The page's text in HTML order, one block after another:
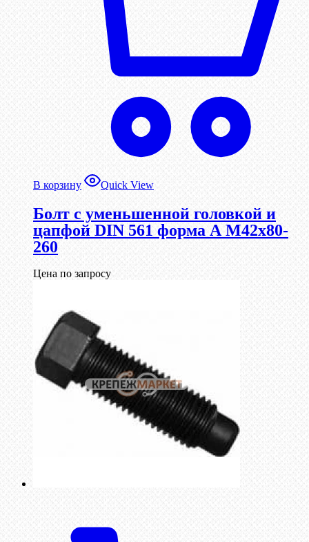
В корзину Quick View
Болт с уменьшенной головкой и
цапфой DIN 561 форма А М42х80-
260
Цена по запросу